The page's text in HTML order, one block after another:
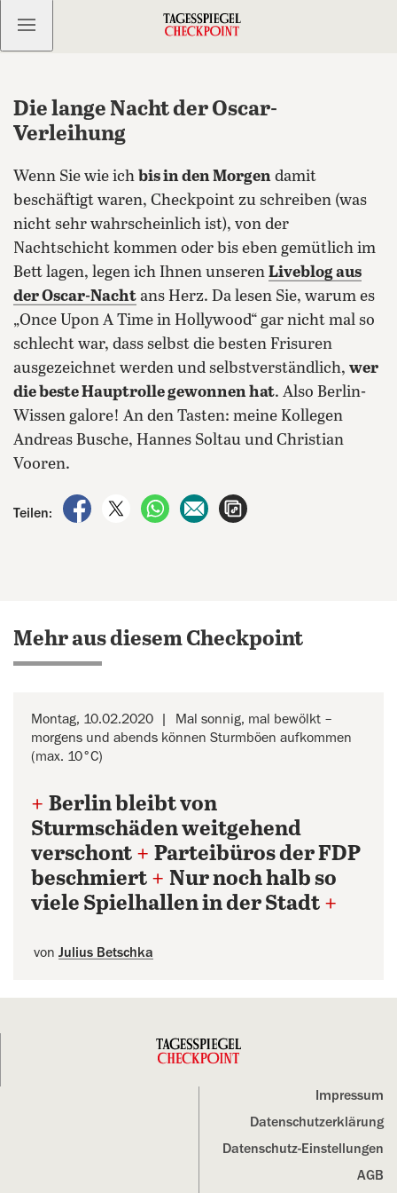
Kostenlos anmelden
Die lange Nacht der Oscar-
Verleihung
Wenn Sie wie ich bis in den Morgen damit
beschäftigt waren, Checkpoint zu schreiben (was
nicht sehr wahrscheinlich ist), von der
Nachtschicht kommen oder bis eben gemütlich im
Bett lagen, legen ich Ihnen unseren Liveblog aus
der Oscar-Nacht ans Herz. Da lesen Sie, warum es
„Once Upon A Time in Hollywood“ gar nicht mal so
schlecht war, dass selbst die besten Frisuren
ausgezeichnet werden und selbstverständlich, wer
die beste Hauptrolle gewonnen hat. Also Berlin-
Wissen galore! An den Tasten: meine Kollegen
Andreas Busche, Hannes Soltau und Christian
Vooren.
Teilen:
auf Facebook teilen
auf X teilenper WhatsApp teilen
per E-Mail teilen
Mehr aus diesem Checkpoint
Montag, 10.02.2020
Mal sonnig, mal bewölkt –
morgens und abends können Sturmböen aufkommen
(max. 10°C)
+ Berlin bleibt von
Sturmschäden weitgehend
verschont + Parteibüros der FDP
beschmiert + Nur noch halb so
viele Spielhallen in der Stadt +
von Julius Betschka
Impressum
Datenschutz­erklärung
Datenschutz-Einstellungen
AGB